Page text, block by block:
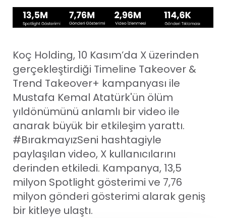
Koç Holding, 10 Kasım’da X üzerinden
gerçekleştirdiği Timeline Takeover &
Trend Takeover+ kampanyası ile
Mustafa Kemal Atatürk'ün ölüm
yıldönümünü anlamlı bir video ile
anarak büyük bir etkileşim yarattı.
#BırakmayızSeni hashtagiyle
paylaşılan video, X kullanıcılarını
derinden etkiledi. Kampanya, 13,5
milyon Spotlight gösterimi ve 7,76
milyon gönderi gösterimi alarak geniş
bir kitleye ulaştı.